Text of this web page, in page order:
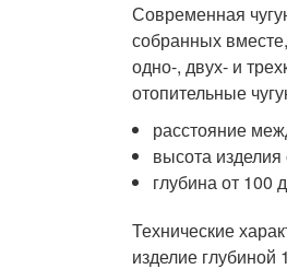
Современная
собранных
одно-, двух- и
отопительные
расстояние
высота
глубина от 100
Технические
изделие